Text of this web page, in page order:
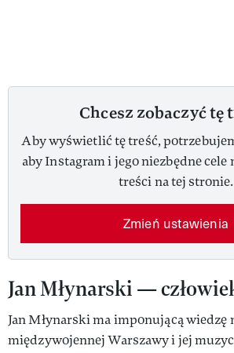
Chcesz zobaczyć tę
Aby wyświetlić tę treść,
aby Instagram i jego niezbędne cele
treści na tej stronie.
Zmień ustawienia
Jan Młynarski —
Jan Młynarski ma imponującą wiedzę
międzywojennej Warszawy i jej